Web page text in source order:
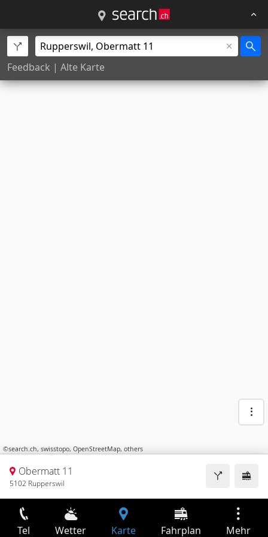
Feedback | Alte Karte
©search.ch, swisstopo, OpenStreetMap, others
Obermatt 11
5102 Rupperswil
Tel Wetter Karte Fahrplan Mehr